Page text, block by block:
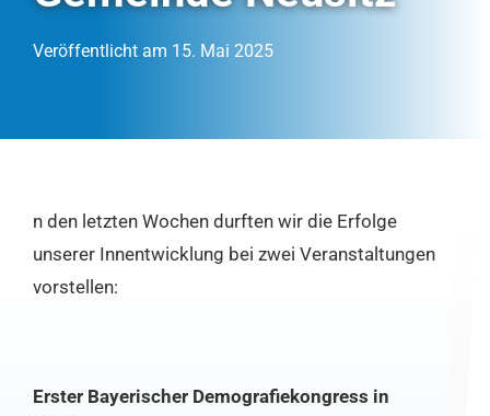
Veröffentlicht am 15. Mai 2025
n den letzten Wochen durften wir die Erfolge
unserer Innentwicklung bei zwei Veranstaltungen
vorstellen:
Erster Bayerischer Demografiekongress in